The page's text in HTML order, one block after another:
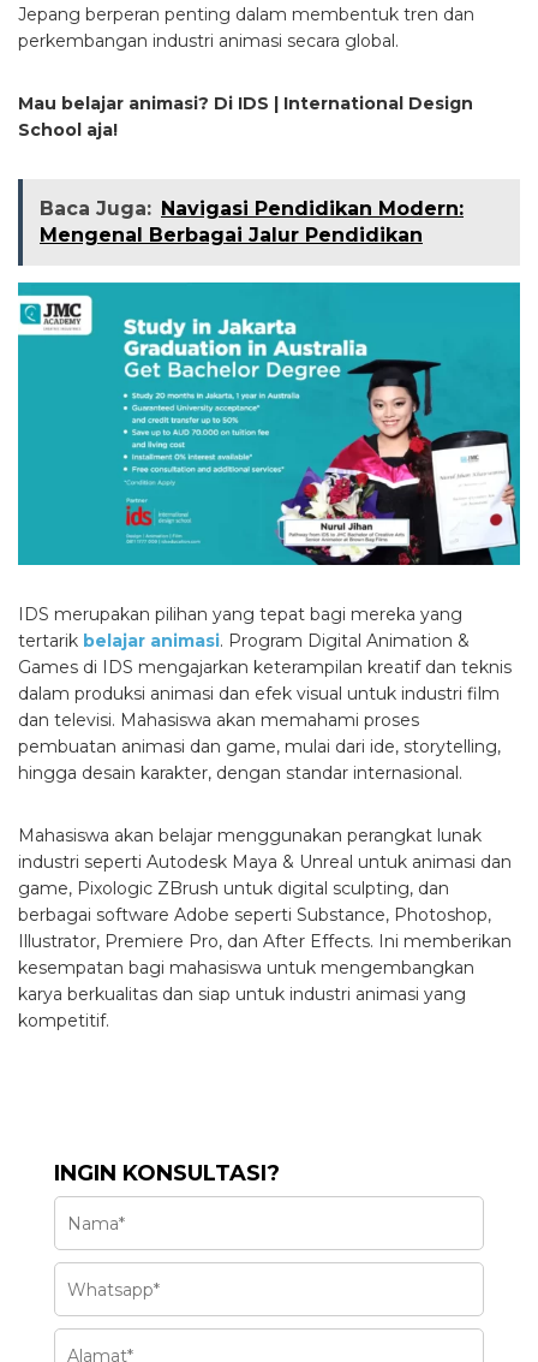
Jepang berperan penting dalam membentuk tren dan
perkembangan industri animasi secara global.
Mau belajar animasi? Di IDS | International Design
School aja!
Baca Juga: Navigasi Pendidikan Modern:
Mengenal Berbagai Jalur Pendidikan
IDS merupakan pilihan yang tepat bagi mereka yang
tertarik belajar animasi. Program Digital Animation &
Games di IDS mengajarkan keterampilan kreatif dan teknis
dalam produksi animasi dan efek visual untuk industri film
dan televisi. Mahasiswa akan memahami proses
pembuatan animasi dan game, mulai dari ide, storytelling,
hingga desain karakter, dengan standar internasional.
Mahasiswa akan belajar menggunakan perangkat lunak
industri seperti Autodesk Maya & Unreal untuk animasi dan
game, Pixologic ZBrush untuk digital sculpting, dan
berbagai software Adobe seperti Substance, Photoshop,
Illustrator, Premiere Pro, dan After Effects. Ini memberikan
kesempatan bagi mahasiswa untuk mengembangkan
karya berkualitas dan siap untuk industri animasi yang
kompetitif.
INGIN KONSULTASI?